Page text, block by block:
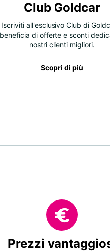
Club Goldcar
Iscriviti all'esclusivo Club di
beneficia di offerte e sconti
nostri clienti migliori.
Scopri di più
Prezzi